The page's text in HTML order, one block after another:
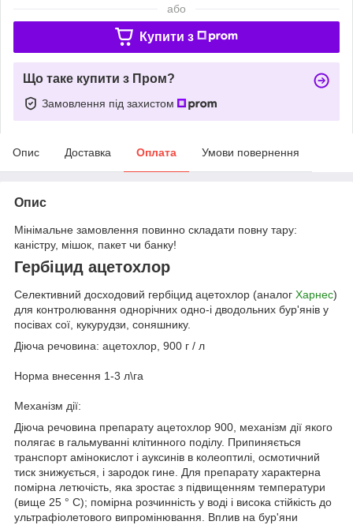
або
Купити з
Що таке купити з Пром?
Замовлення під захистом
Опис Доставка Оплата Умови повернення
Опис
Мінімальне замовлення повинно складати повну тару:
каністру, мішок, пакет чи банку!
Гербіцид ацетохлор
Селективний досходовий гербіцид ацетохлор (аналог Харнес)
для контролювання однорічних одно-і дводольних бур'янів у
посівах сої, кукурудзи, соняшнику.
Діюча речовина: ацетохлор, 900 г / л
Норма внесення 1-3 л\га
Механізм дії:
Діюча речовина препарату ацетохлор 900, механізм дії якого
полягає в гальмуванні клітинного поділу. Припиняється
транспорт амінокислот і ауксинів в колеоптилі, осмотичний
тиск знижується, і зародок гине. Для препарату характерна
помірна летючість, яка зростає з підвищенням температури
(вище 25 ° С); помірна розчинність у воді і висока стійкість до
ультрафіолетового випромінювання. Вплив на бур'яни